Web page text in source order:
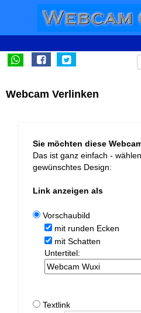
Webcam Verlinken
Sie möchten diese
Das ist ganz einfach -
gewünschtes Design:
Link anzeigen als
Vorschaubild
mit runden Ecken
mit Schatten
Untertitel:
Textlink